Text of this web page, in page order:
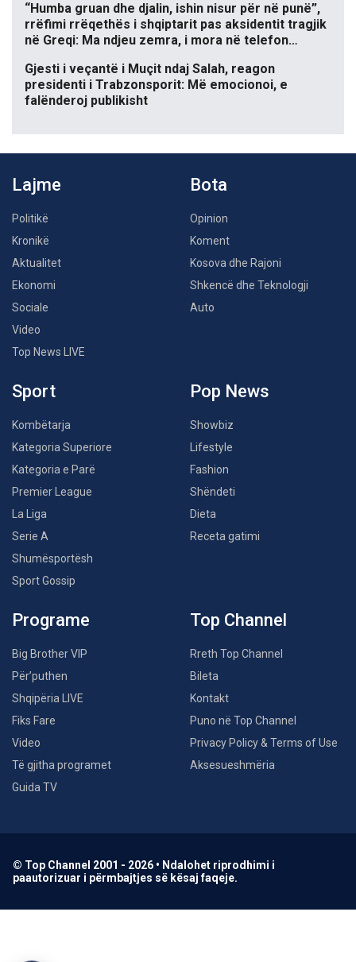
“Humba gruan dhe djalin, ishin nisur për në punë”,
rrëfimi rrëqethës i shqiptarit pas aksidentit tragjik
në Greqi: Ma ndjeu zemra, i mora në telefon…
Gjesti i veçantë i Muçit ndaj Salah, reagon
presidenti i Trabzonsporit: Më emocionoi, e
falënderoj publikisht
Lajme
Politikë
Kronikë
Aktualitet
Ekonomi
Sociale
Video
Top News LIVE
Bota
Opinion
Koment
Kosova dhe Rajoni
Shkencë dhe Teknologji
Auto
Sport
Kombëtarja
Kategoria Superiore
Kategoria e Parë
Premier League
La Liga
Serie A
Shumësportësh
Sport Gossip
Pop News
Showbiz
Lifestyle
Fashion
Shëndeti
Dieta
Receta gatimi
Programe
Big Brother VIP
Për’puthen
Shqipëria LIVE
Fiks Fare
Video
Të gjitha programet
Guida TV
Top Channel
Rreth Top Channel
Bileta
Kontakt
Puno në Top Channel
Privacy Policy & Terms of Use
Aksesueshmëria
© Top Channel 2001 - 2026 • Ndalohet riprodhimi i
paautorizuar i përmbajtjes së kësaj faqeje.